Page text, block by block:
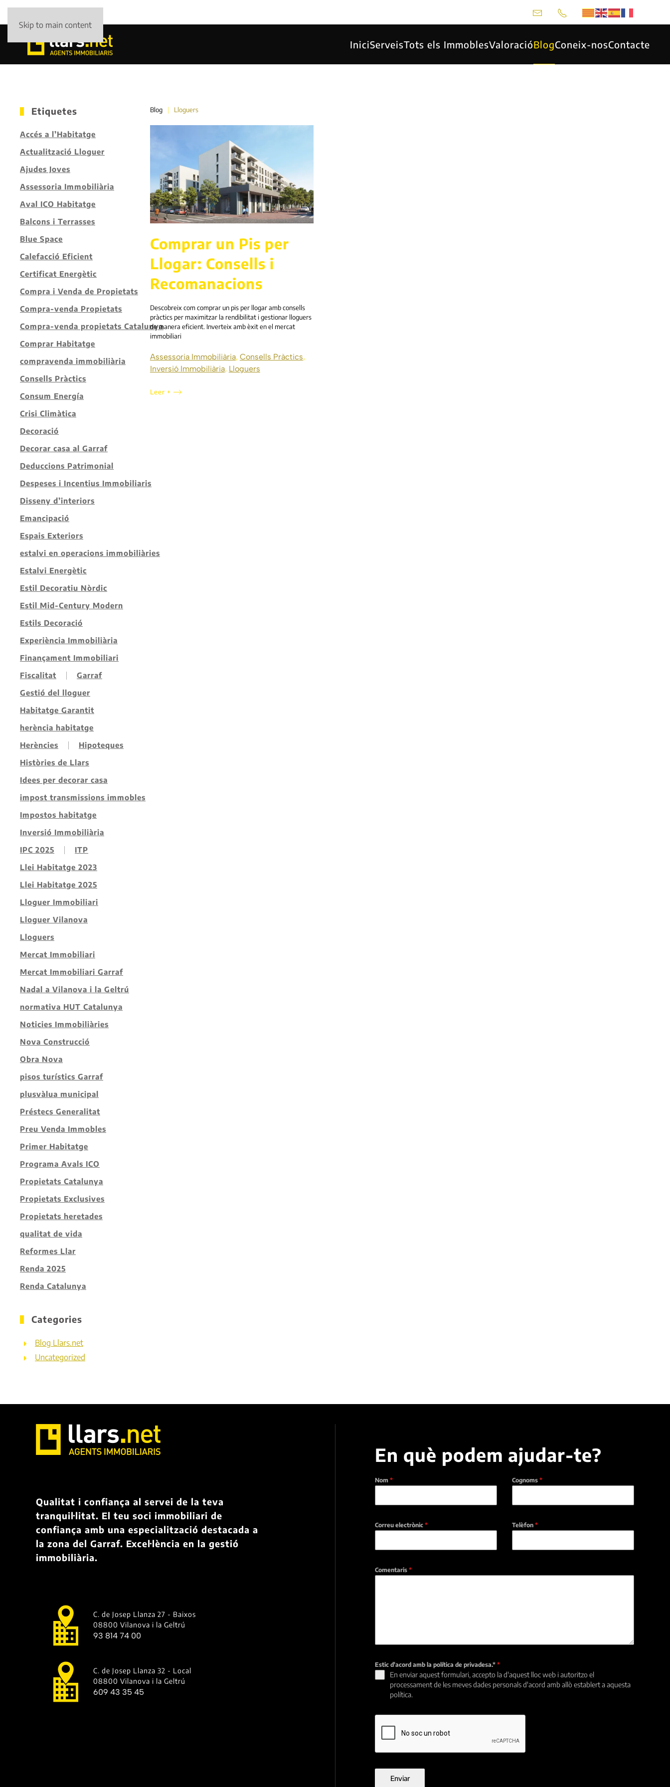
Skip to main content
IniciServeisTots els ImmoblesValoracióBlogConeix-nosContacte
Etiquetes
Accés a l’Habitatge
Actualització Lloguer
Ajudes Joves
Assessoria Immobiliària
Aval ICO Habitatge
Balcons i Terrasses
Blue Space
Calefacció Eficient
Certificat Energètic
Compra i Venda de Propietats
Compra-venda Propietats
Compra-venda propietats Catalunya
Comprar Habitatge
compravenda immobiliària
Consells Pràctics
Consum Energía
Crisi Climàtica
Decoració
Decorar casa al Garraf
Deduccions Patrimonial
Despeses i Incentius Immobiliaris
Disseny d’interiors
Emancipació
Espais Exteriors
estalvi en operacions immobiliàries
Estalvi Energètic
Estil Decoratiu Nòrdic
Estil Mid-Century Modern
Estils Decoració
Experiència Immobiliària
Finançament Immobiliari
Fiscalitat
Garraf
Gestió del lloguer
Habitatge Garantit
herència habitatge
Herències
Hipoteques
Històries de Llars
Idees per decorar casa
impost transmissions immobles
Impostos habitatge
Inversió Immobiliària
IPC 2025
ITP
Llei Habitatge 2023
Llei Habitatge 2025
Lloguer Immobiliari
Lloguer Vilanova
Lloguers
Mercat Immobiliari
Mercat Immobiliari Garraf
Nadal a Vilanova i la Geltrú
normativa HUT Catalunya
Noticies Immobiliàries
Nova Construcció
Obra Nova
pisos turístics Garraf
plusvàlua municipal
Préstecs Generalitat
Preu Venda Immobles
Primer Habitatge
Programa Avals ICO
Propietats Catalunya
Propietats Exclusives
Propietats heretades
qualitat de vida
Reformes Llar
Renda 2025
Renda Catalunya
Categories
Blog Llars.net
Uncategorized
Blog Lloguers
Comprar un Pis per
Llogar: Consells i
Recomanacions
Descobreix com comprar un pis per llogar amb consells
pràctics per maximitzar la rendibilitat i gestionar lloguers
de manera eficient. Inverteix amb èxit en el mercat
immobiliari
Assessoria Immobiliària, Consells Pràctics,
Inversió Immobiliària, Lloguers
Leer +
Qualitat i confiança al servei de la teva
tranquil·litat. El teu soci immobiliari de
confiança amb una especialització destacada a
la zona del Garraf. Excel·lència en la gestió
immobiliària.
C. de Josep Llanza 27 - Baixos
08800 Vilanova i la Geltrú
93 814 74 00
C. de Josep Llanza 32 - Local
08800 Vilanova i la Geltrú
609 43 35 45
En què podem ajudar-te?
Nom * Cognoms *
Correu electrònic * Telèfon *
Comentaris *
Estic d'acord amb la política de privadesa.* *
En enviar aquest formulari, accepto la d'aquest lloc web i autoritzo el
processament de les meves dades personals d'acord amb allò establert a aquesta
política.
Enviar